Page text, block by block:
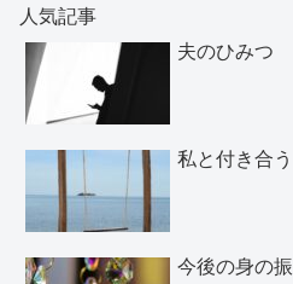
人気記事
夫のひみつ
私と付き合
今後の身の